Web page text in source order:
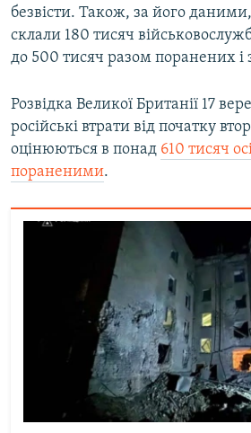
безвісти. Також, за його даними,
склали 180 тисяч
до 500 тисяч разом поранених і
Розвідка Великої Британії 17
російські втрати від початку
оцінюються в понад 610 тисяч
пораненими.